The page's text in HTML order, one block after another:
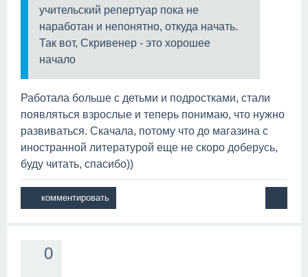
учительский репертуар пока не
наработан и непонятно, откуда начать.
Так вот, Скривенер - это хорошее
начало
Работала больше с детьми и подростками, стали
появляться взрослые и теперь понимаю, что нужно
развиваться. Скачала, потому что до магазина с
иностранной литературой еще не скоро доберусь,
буду читать, спасибо))
0